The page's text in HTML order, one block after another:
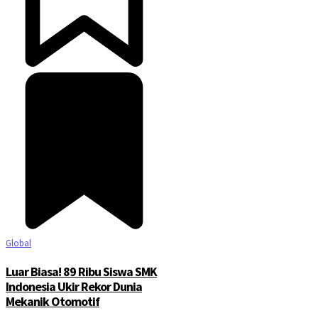
Global
Luar Biasa! 89 Ribu Siswa SMK
Indonesia Ukir Rekor Dunia
Mekanik Otomotif